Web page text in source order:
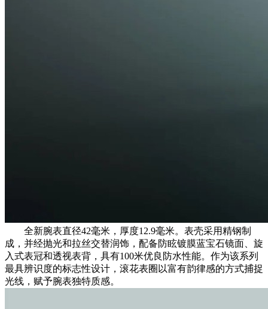
全新腕表直径42毫米，厚度12.9毫米。表壳采用精钢制
成，并经抛光和拉丝交替润饰，配备防眩镀膜蓝宝石镜面、旋
入式表冠和透视表背，具有100米优良防水性能。作为该系列
最具辨识度的标志性设计，滚花表圈以富有韵律感的方式捕捉
光线，赋予腕表独特质感。